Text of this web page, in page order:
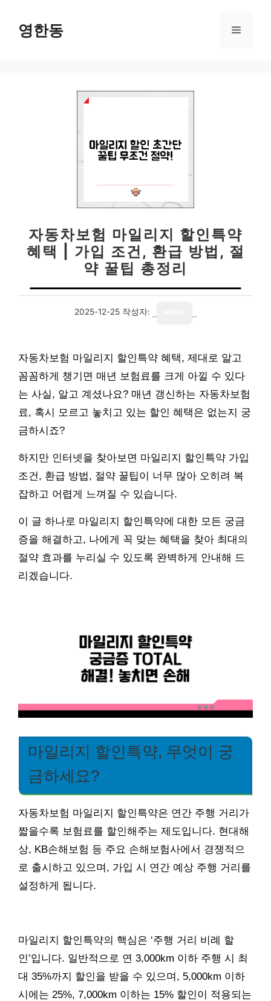
영한동 메
자동차보험 마일리지 할인특약
혜택 | 가입 조건, 환급 방법, 절
약 꿀팁 총정리
2025-12-25 작성자:
자동차보험 마일리지 할인특약 혜택, 제대로 알고
꼼꼼하게 챙기면 매년 보험료를 크게 아낄 수 있다
는 사실, 알고 계셨나요? 매년 갱신하는 자동차보험
료, 혹시 모르고 놓치고 있는 할인 혜택은 없는지 궁
금하시죠?
하지만 인터넷을 찾아보면 마일리지 할인특약 가입
조건, 환급 방법, 절약 꿀팁이 너무 많아 오히려 복
잡하고 어렵게 느껴질 수 있습니다.
이 글 하나로 마일리지 할인특약에 대한 모든 궁금
증을 해결하고, 나에게 꼭 맞는 혜택을 찾아 최대의
절약 효과를 누리실 수 있도록 완벽하게 안내해 드
리겠습니다.
마일리지 할인특약, 무엇이 궁
금하세요?
자동차보험 마일리지 할인특약은 연간 주행 거리가
짧을수록 보험료를 할인해주는 제도입니다. 현대해
상, KB손해보험 등 주요 손해보험사에서 경쟁적으
로 출시하고 있으며, 가입 시 연간 예상 주행 거리를
설정하게 됩니다.
마일리지 할인특약의 핵심은 ‘주행 거리 비례 할
인’입니다. 일반적으로 연 3,000km 이하 주행 시 최
대 35%까지 할인을 받을 수 있으며, 5,000km 이하
시에는 25%, 7,000km 이하는 15% 할인이 적용되는